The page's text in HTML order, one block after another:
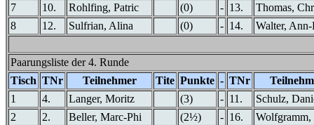
7
10. Rohlfing, Patric (0) - 13.
Thomas,
8
12. Sulfrian, Alina (0) - 14. Walter,
Paarungsliste der 4. Runde
Tisch TNr Teilnehmer Tite Punkte - TNr
1
4. Langer, Moritz (3) - 11.
Schulz,
2
2. Beller, Marc-Phi (2½) - 16.
Wolfgramm,